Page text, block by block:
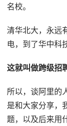
名校。
清华北大，永远
电，到了华中科
这就叫做跨级招
所以，谈阿里的
是和大家分享，
题，以及后来用